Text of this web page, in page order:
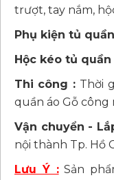
trượt, tay nắm,
Phụ kiện tủ
Hộc kéo tủ quần
Thi công : Thời
quần áo Gỗ công
Vận chuyển -
nội thành Tp. Hồ
Lưu Ý :Sản